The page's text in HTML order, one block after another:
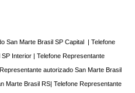
San Marte Brasil SP Capital | Telefone
Interior | Telefone Representante
autorizado San Marte Brasil
Marte Brasil RS| Telefone Representante